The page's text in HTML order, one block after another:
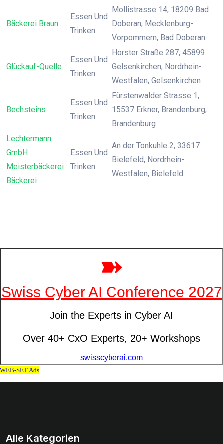
Bäckerei Braun
Essen Und
Trinken
Mollistrasse 14, 18209 Bad
Doberan, Mecklenburg-
Vorpommern, Bad Doberan
Glückauf-Quelle
Essen Und
Trinken
Horster Straße 287, 45899
Gelsenkirchen, Nordrhein-
Westfalen, Gelsenkirchen
Bechsteins
Essen Und
Trinken
Fürstenwalder Strasse 1,
15537 Erkner, Brandenburg,
Brandenburg
Lechtermann
GmbH
Meisterbäckerei
Bäckerei
Essen Und
Trinken
An der Tonkuhle 2, 33617
Bielefeld, Nordrhein-
Westfalen, Bielefeld
Alle Kategorien